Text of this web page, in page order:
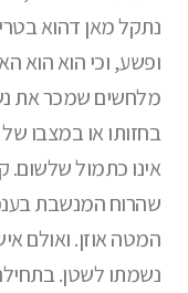
נתקל מאן דהוא
ופשע, וכי הוא הוא
מלחשים שמכר את
בחזותו או במצבו
אינו כתמול שלשום.
שהרוח המנשבת
המטה אוזן. ואולם
נשמתו לשטן.